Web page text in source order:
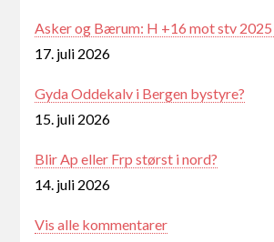
Asker og Bærum: H +16 mot stv 2025
17. juli 2026
Gyda Oddekalv i Bergen bystyre?
15. juli 2026
Blir Ap eller Frp størst i nord?
14. juli 2026
Vis alle kommentarer